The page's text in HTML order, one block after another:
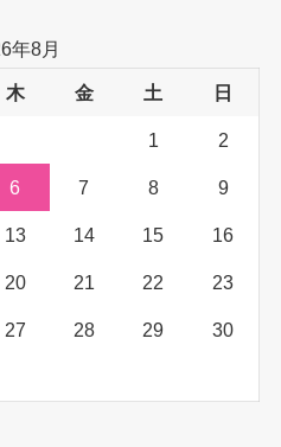
年8月
木 金 土 日
1 2
6 7 8 9
13 14 15 16
20 21 22 23
27 28 29 30